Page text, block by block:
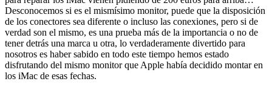
Desconocemos si es el mismísimo monitor, puede que la disposición
de los conectores sea diferente o incluso las conexiones, pero si de
verdad son el mismo, es una prueba más de la importancia o no de
tener detrás una marca u otra, lo verdaderamente divertido para
nosotros es haber sabido en todo este tiempo hemos estado
disfrutando del mismo monitor que Apple había decidido montar en
los iMac de esas fechas.